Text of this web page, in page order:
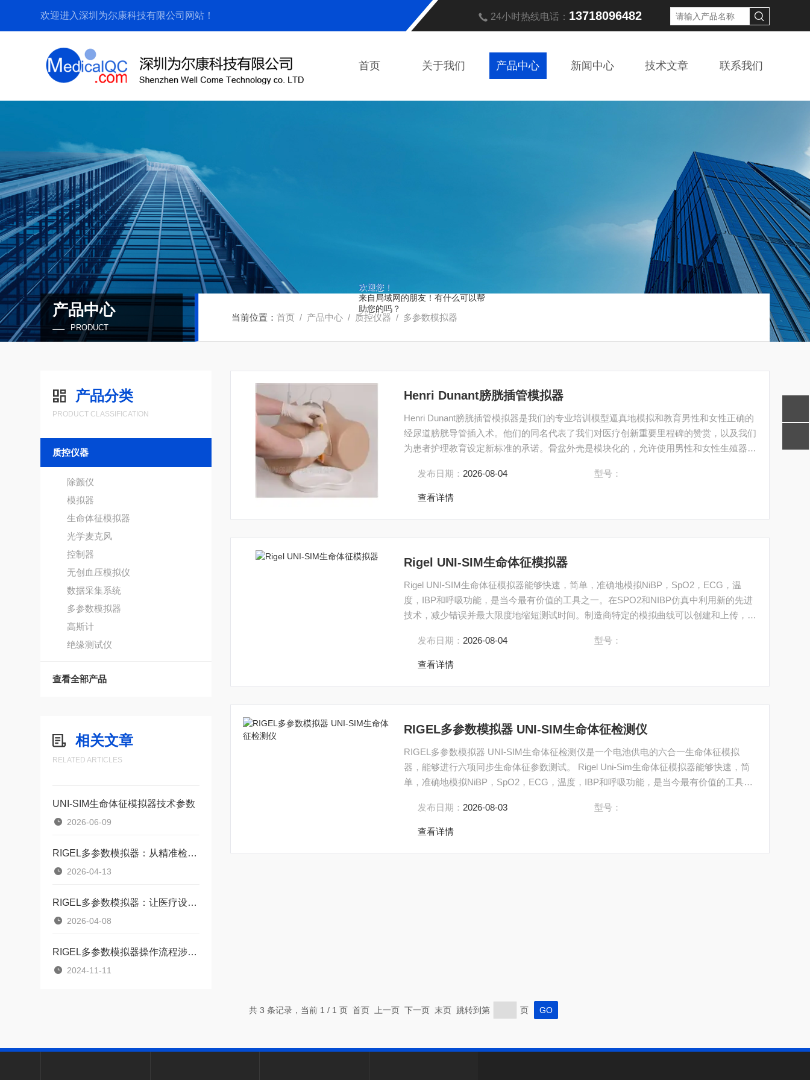
欢迎您！
来自局域网的朋友！有什么可以帮
助您的吗？
欢迎进入深圳为尔康科技有限公司网站！ 24小时热线电话： 13718096482
首页 关于我们 产品中心 新闻中心 技术文章 联系我们
产品中心
PRODUCT
当前位置：首页 / 产品中心 / 质控仪器 / 多参数模拟器
产品分类
PRODUCT CLASSIFICATION
质控仪器
除颤仪
模拟器
生命体征模拟器
光学麦克风
控制器
无创血压模拟仪
数据采集系统
多参数模拟器
高斯计
绝缘测试仪
查看全部产品
相关文章
RELATED ARTICLES
UNI-SIM生命体征模拟器技术参数
2026-06-09
RIGEL多参数模拟器：从精准检测到医疗信任的桥梁
2026-04-13
RIGEL多参数模拟器：让医疗设备“先被验证”的隐形守门人
2026-04-08
RIGEL多参数模拟器操作流程涉及多个步骤
2024-11-11
Henri Dunant膀胱插管模拟器
Henri Dunant膀胱插管模拟器是我们的专业培训模型逼真地模拟和教育男性和女性正确的
经尿道膀胱导管插入术。他们的同名代表了我们对医疗创新重要里程碑的赞赏，以及我们
为患者护理教育设定新标准的承诺。骨盆外壳是模块化的，允许使用男性和女性生殖器插
结构，并保证从尿道口到膀胱颈的尿道通路不中断。
发布日期： 2026-08-04 型号：
查看详情
Rigel UNI-SIM生命体征模拟器
Rigel UNI-SIM生命体征模拟器能够快速，简单，准确地模拟NiBP，SpO2，ECG，温
度，IBP和呼吸功能，是当今最有价值的工具之一。在SPO2和NIBP仿真中利用新的先进
技术，减少错误并最大限度地缩短测试时间。制造商特定的模拟曲线可以创建和上传，以
发布日期： 2026-08-04 型号：
查看详情
RIGEL多参数模拟器 UNI-SIM生命体征检测仪
RIGEL多参数模拟器 UNI-SIM生命体征检测仪是一个电池供电的六合一生命体征模拟
器，能够进行六项同步生命体征参数测试。 Rigel Uni-Sim生命体征模拟器能够快速，简
单，准确地模拟NiBP，SpO2，ECG，温度，IBP和呼吸功能，是当今最有价值的工具之
发布日期： 2026-08-03 型号：
查看详情
共 3 条记录，当前 1 / 1 页 首页 上一页 下一页 末页 跳转到第 页